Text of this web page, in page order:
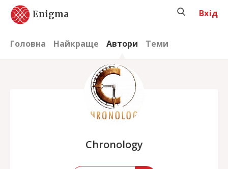
Enigma
Головна Найкраще Автори Теми
Вхід
Chronology